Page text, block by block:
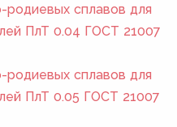
родиевых сплавов для
ПлТ 0.04 ГОСТ 21007
родиевых сплавов для
ПлТ 0.05 ГОСТ 21007